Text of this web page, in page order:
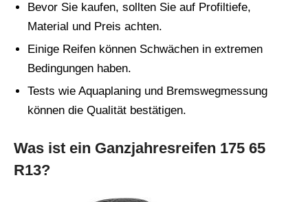
Bevor Sie kaufen, sollten Sie auf Profiltiefe,
Material und Preis achten.
Einige Reifen können Schwächen in extremen
Bedingungen haben.
Tests wie Aquaplaning und Bremswegmessung
können die Qualität bestätigen.
Was ist ein Ganzjahresreifen 175 65
R13?